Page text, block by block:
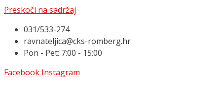
Preskoči na sadržaj
031/533-274
ravnateljica@cks-romberg.hr
Pon - Pet: 7:00 - 15:00
Facebook Instagram